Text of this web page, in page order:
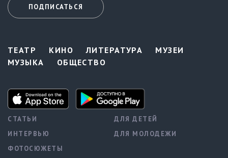
ПОДПИСАТЬСЯ
ТЕАТР КИНО ЛИТЕРАТУРА
МУЗЕИ
МУЗЫКА
ОБЩЕСТВО
СТАТЬИ
ИНТЕРВЬЮ
ФОТОСЮЖЕТЫ
ДЛЯ ДЕТЕЙ
ДЛЯ МОЛОДЕЖИ